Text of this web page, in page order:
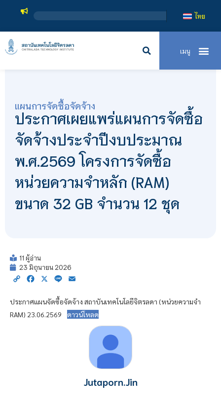
ไทย
แผนการจัดซื้อจัดจ้าง
ประกาศเผยแพร่แผนการจัดซื้อ
จัดจ้างประจำปีงบประมาณ
พ.ศ.2569 โครงการจัดซื้อ
หน่วยความจำหลัก (RAM)
ขนาด 32 GB จำนวน 12 ชุด
11 ผู้อ่าน
23 มิถุนายน 2026
Copy Facebook
X Line
ประกาศแผนจัดซื้อจัดจ้าง สถาบันเทคโนโลยีจิตรลดา (หน่วยความจำ
RAM) 23.06.2569
ดาวน์โหลด
Jutaporn.Jin